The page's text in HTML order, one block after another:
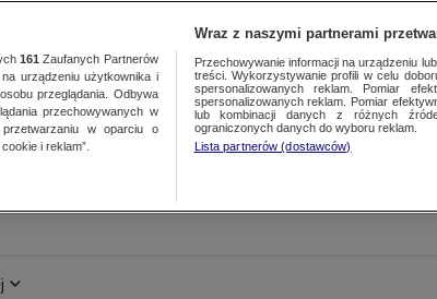
161 Zaufanych Partnerów
urządzeniu użytkownika i
przeglądania. Odbywa
przechowywanych w
w oparciu o
i reklam”.
Wraz z naszymi partnerami
Przechowywanie informacji na urządzeniu
treści. Wykorzystywanie profili w celu
spersonalizowanych reklam. Pomiar
spersonalizowanych reklam. Pomiar
lub kombinacji danych z różnych
ograniczonych danych do wyboru reklam.
Lista partnerów (dostawców)